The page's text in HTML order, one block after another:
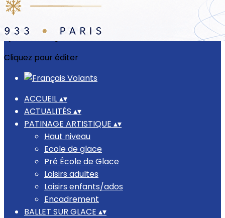
Ajoutez un logo, un bouton, des réseaux sociaux
Cliquez pour éditer
ACCUEIL▴▾
ACTUALITÉS ▴▾
PATINAGE ARTISTIQUE ▴▾
Haut niveau
Ecole de glace
Pré École de Glace
Loisirs adultes
Loisirs enfants/ados
Encadrement
BALLET SUR GLACE ▴▾